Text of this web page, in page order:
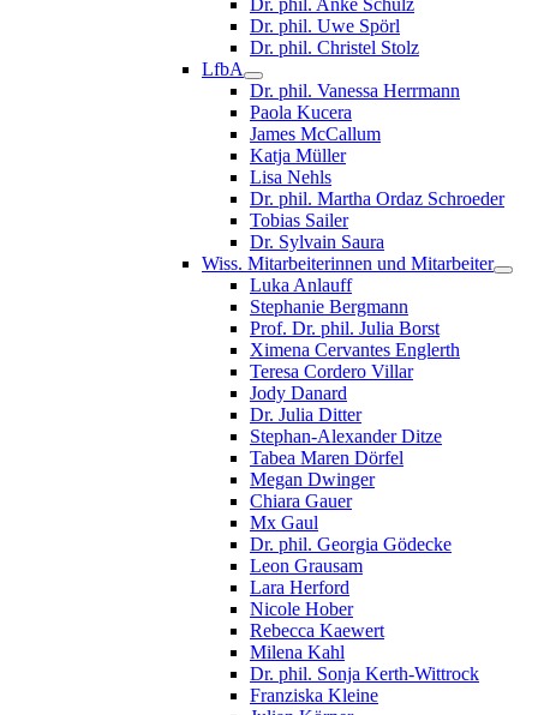
Dr. phil. Uwe Spörl
Dr. phil. Christel Stolz
LfbA
Dr. phil. Vanessa Herrmann
Paola Kucera
James McCallum
Katja Müller
Lisa Nehls
Dr. phil. Martha Ordaz Schroeder
Tobias Sailer
Dr. Sylvain Saura
Wiss. Mitarbeiterinnen und Mitarbeiter
Luka Anlauff
Stephanie Bergmann
Prof. Dr. phil. Julia Borst
Ximena Cervantes Englerth
Teresa Cordero Villar
Jody Danard
Dr. Julia Ditter
Stephan-Alexander Ditze
Tabea Maren Dörfel
Megan Dwinger
Chiara Gauer
Mx Gaul
Dr. phil. Georgia Gödecke
Leon Grausam
Lara Herford
Nicole Hober
Rebecca Kaewert
Milena Kahl
Dr. phil. Sonja Kerth-Wittrock
Franziska Kleine